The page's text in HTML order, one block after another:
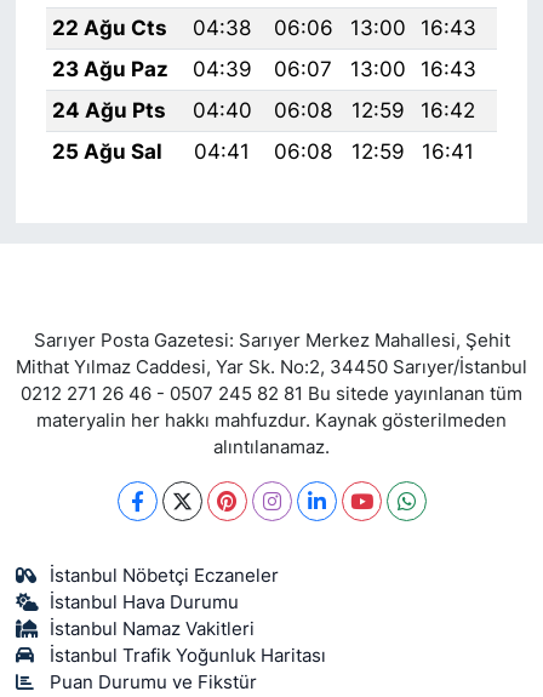
22 Ağu Cts
04:38 06:06 13:00 16:43
23 Ağu Paz
04:39 06:07 13:00 16:43
24 Ağu Pts
04:40 06:08 12:59 16:42
25 Ağu Sal
04:41 06:08 12:59 16:41
Sarıyer Posta Gazetesi: Sarıyer Merkez Mahallesi, Şehit
Mithat Yılmaz Caddesi, Yar Sk. No:2, 34450 Sarıyer/İstanbul
0212 271 26 46 - 0507 245 82 81 Bu sitede yayınlanan tüm
materyalin her hakkı mahfuzdur. Kaynak gösterilmeden
alıntılanamaz.
İstanbul Nöbetçi Eczaneler
İstanbul Hava Durumu
İstanbul Namaz Vakitleri
İstanbul Trafik Yoğunluk Haritası
Puan Durumu ve Fikstür